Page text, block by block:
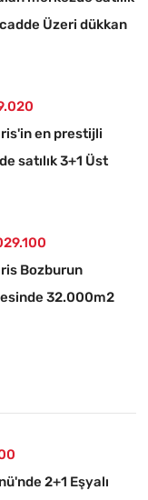
Üzeri dükkan
en prestijli
satılık 3+1 Üst
Bozburun
32.000m2
2+1 Eşyalı